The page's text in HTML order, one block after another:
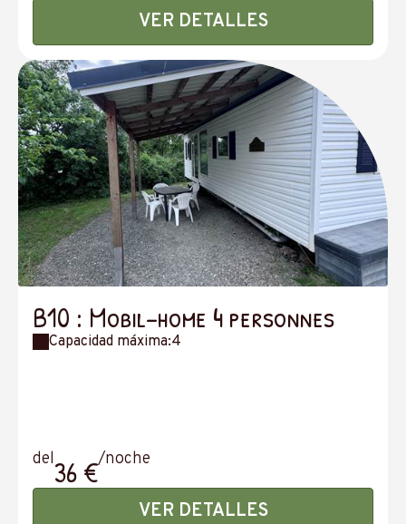
VER DETALLES
B10 : Mobil-home 4 personnes
Capacidad máxima:4
del36 €/noche
VER DETALLES